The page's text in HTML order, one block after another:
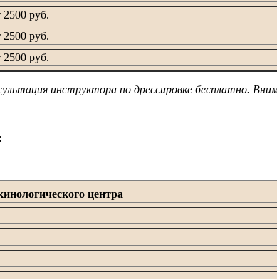
2500 руб.
2500 руб.
2500 руб.
инструктора по дрессировке бесплатно.
центра